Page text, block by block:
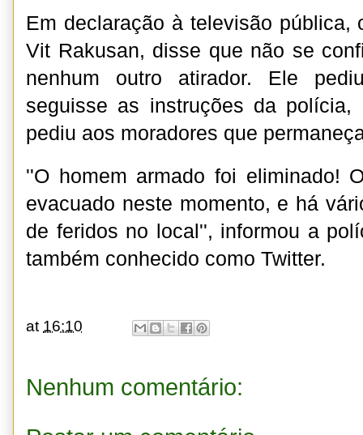
Em declaração à televisão pública,
Vit Rakusan, disse que não se
nenhum outro atirador. Ele
seguisse as instruções da
pediu aos moradores que
''O homem armado foi eliminado!
evacuado neste momento, e há
de feridos no local'', informou a
também conhecido como Twitter.
at 16:10
Nenhum comentário: